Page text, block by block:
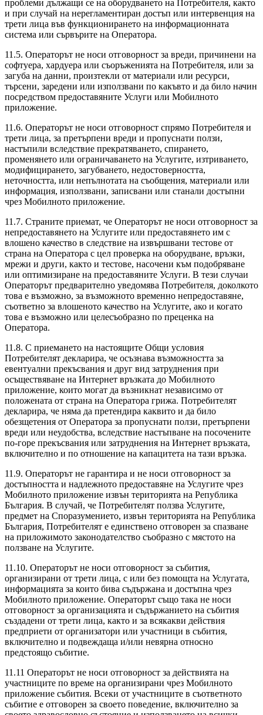
проблеми дължащи се на оборудването на Потребителя, както
и при случай на нерегламентиран достъп или интервенция на
трети лица във функционирането на информационната
система или сървърите на Оператора.
11.5. Операторът не носи отговорност за вреди, причинени на
софтуера, хардуера или съоръженията на Потребителя, или за
загуба на данни, произтекли от материали или ресурси,
търсени, заредени или използвани по какъвто и да било начин
посредством предоставяните Услуги или Мобилното
приложение.
11.6. Операторът не носи отговорност спрямо Потребителя и
трети лица, за претърпени вреди и пропуснати ползи,
настъпили вследствие прекратяването, спирането,
променянето или ограничаването на Услугите, изтриването,
модифицирането, загубването, недостоверността,
неточността, или непълнотaта на съобщения, материали или
информация, използвани, записвани или станали достъпни
чрез Мобилното приложение.
11.7. Страните приемат, че Операторът не носи отговорност за
непредоставянето на Услугите или предоставянето им с
влошено качество в следствие на извършвани тестове от
страна на Оператора с цел проверка на оборудване, връзки,
мрежи и други, както и тестове, насочени към подобряване
или оптимизиране на предоставяните Услуги. В тези случаи
Операторът предварително уведомява Потребителя, доколкото
това е възможно, за възможното временно непредоставяне,
съответно за влошеното качество на Услугите, ако и когато
това е възможно или целесъобразно по преценка на
Оператора.
11.8. С приемането на настоящите Общи условия
Потребителят декларира, че осъзнава възможността за
евентуални прекъсвания и друг вид затруднения при
осъществяване на Интернет връзката до Мобилното
приложение, които могат да възникнат независимо от
положената от страна на Оператора грижа. Потребителят
декларира, че няма да претендира каквито и да било
обезщетения от Оператора за пропуснати ползи, претърпени
вреди или неудобства, вследствие настъпване на посочените
по-горе прекъсвания или затруднения на Интернет връзката,
включително и по отношение на капацитета на тази връзка.
11.9. Операторът не гарантира и не носи отговорност за
достъпността и надлежното предоставяне на Услугите чрез
Мобилното приложение извън територията на Република
България. В случай, че Потребителят ползва Услугите,
предмет на Споразумението, извън територията на Република
България, Потребителят е единствено отговорен за спазване
на приложимото законодателство съобразно с мястото на
ползване на Услугите.
11.10. Операторът не носи отговорност за събития,
организирани от трети лица, с или без помощта на Услугата,
информацията за които бива съдържана и достъпна чрез
Мобилното приложение. Операторът също така не носи
отговорност за организацията и съдържанието на събития
създадени от трети лица, както и за всякакви действия
предприети от организатори или участници в събития,
включително и подвеждаща и/или невярна относно
предстоящо събитие.
11.11 Операторът не носи отговорност за действията на
участниците по време на организирани чрез Мобилното
приложение събития. Всеки от участниците в съответното
събитие е отговорен за своето поведение, включително за